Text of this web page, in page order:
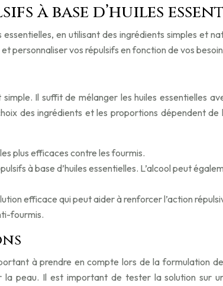
à base d’huiles
en utilisant des ingrédients simples et
personnaliser vos répulsifs en fonction de vos
Il suffit de mélanger les huiles essentielles
des ingrédients et les proportions dépendent
plus efficaces contre les fourmis.
à base d’huiles essentielles. L’alcool peut
efficace qui peut aider à renforcer l’action
fourmis.
à prendre en compte lors de la formulation
peau. Il est important de tester la solution sur